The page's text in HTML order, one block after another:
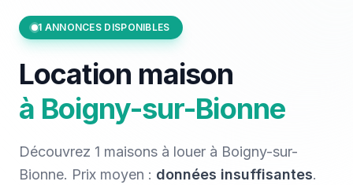
1 ANNONCES DISPONIBLES
Location maison
à Boigny-sur-Bionne
Découvrez 1 maisons à louer à Boigny-sur-
Bionne. Prix moyen : données insuffisantes.